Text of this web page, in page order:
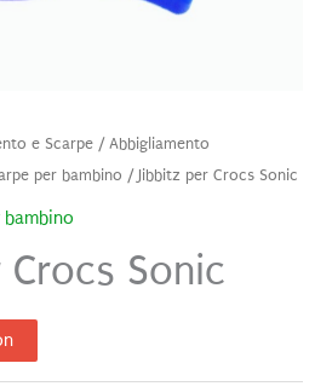
e Scarpe/Abbigliamento
per bambino / Jibbitz per Crocs Sonic
Sonic